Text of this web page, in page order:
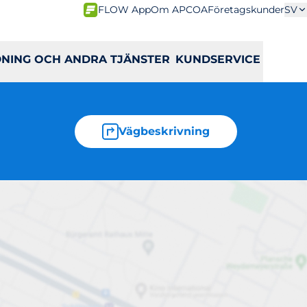
FLOW AppOm APCOAFöretagskunderSV
OCH ANDRA TJÄNSTER KUNDSERVICE
Vägbeskrivning